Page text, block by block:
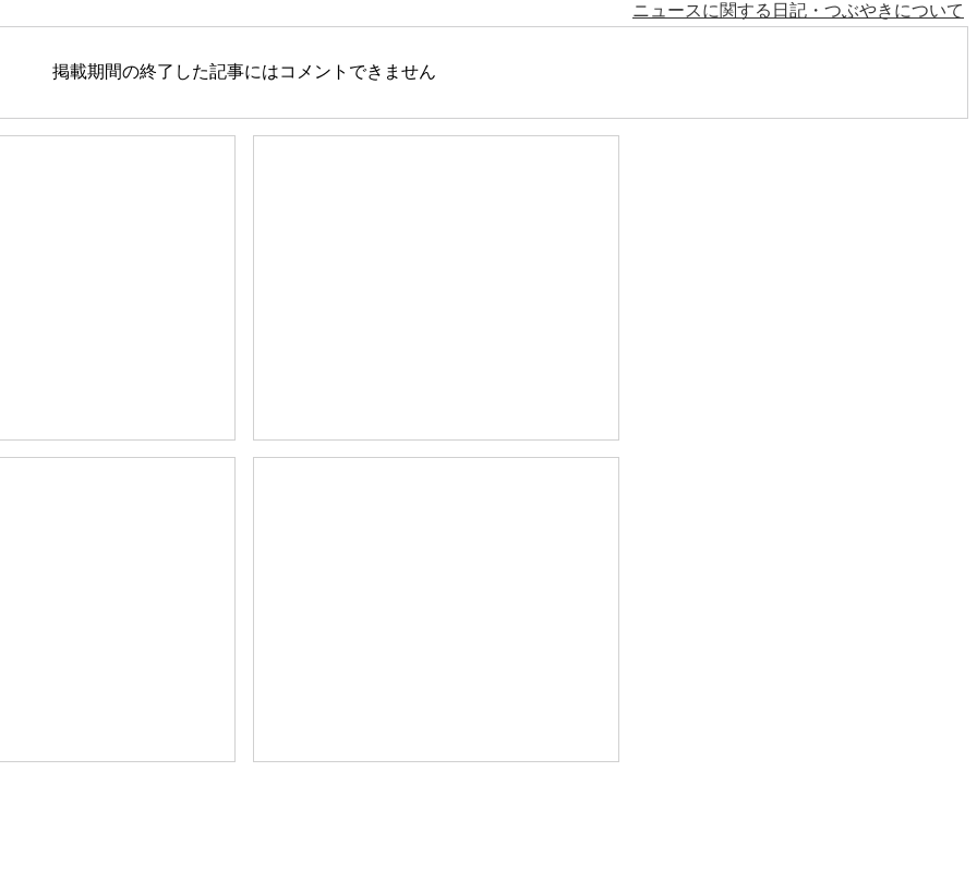
ニュースに関する日記・つぶやきについて
掲載期間の終了した記事にはコメントできません